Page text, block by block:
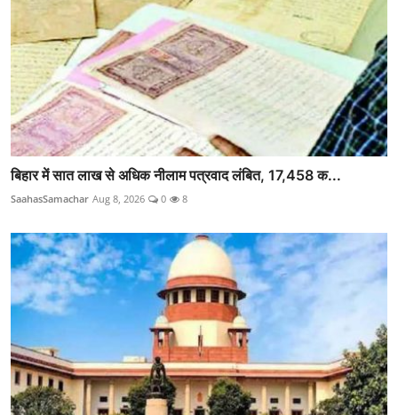
बिहार में सात लाख से अधिक नीलाम पत्रवाद लंबित, 17,458 क...
SaahasSamachar Aug 8, 2026 0 8